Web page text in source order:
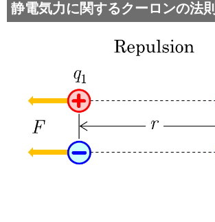
静電気力に関するクーロンの法則